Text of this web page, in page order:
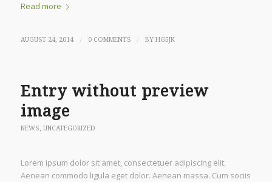
Read more
AUGUST 24, 2014 / 0 COMMENTS / BY HG5JK
Entry without preview
image
NEWS, UNCATEGORIZED
Lorem ipsum dolor sit amet, consectetuer adipiscing elit.
Aenean commodo ligula eget dolor. Aenean massa. Cum sociis